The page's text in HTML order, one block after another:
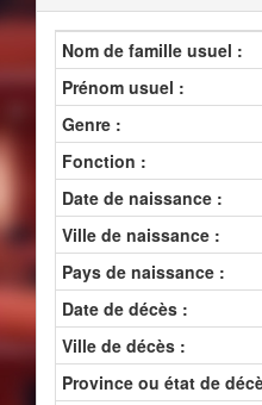
Nom de famille usuel :
Prénom usuel :
Genre :
Fonction :
Date de naissance :
Ville de naissance :
Pays de naissance :
Date de décès :
Ville de décès :
Province ou état de